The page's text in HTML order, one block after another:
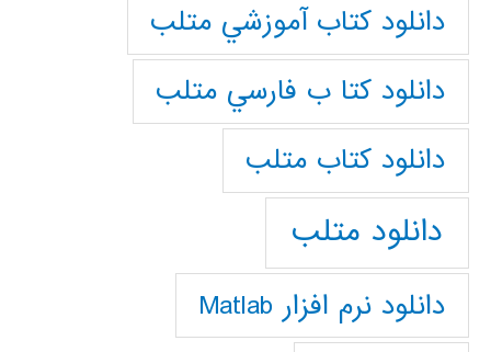
دانلود كتاب آموزشي متلب
دانلود كتا ب فارسي متلب
دانلود كتاب متلب
دانلود متلب
دانلود نرم افزار Matlab